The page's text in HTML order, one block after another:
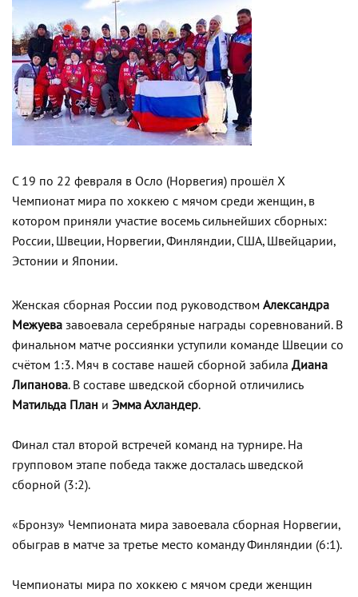
С 19 по 22 февраля в Осло (Норвегия) прошёл X
Чемпионат мира по хоккею с мячом среди женщин, в
котором приняли участие восемь сильнейших сборных:
России, Швеции, Норвегии, Финляндии, США, Швейцарии,
Эстонии и Японии.
Женская сборная России под руководством Александра
Межуева завоевала серебряные награды соревнований. В
финальном матче россиянки уступили команде Швеции со
счётом 1:3. Мяч в составе нашей сборной забила Диана
Липанова. В составе шведской сборной отличились
Матильда План и Эмма Ахландер.
Финал стал второй встречей команд на турнире. На
групповом этапе победа также досталась шведской
сборной (3:2).
«Бронзу» Чемпионата мира завоевала сборная Норвегии,
обыграв в матче за третье место команду Финляндии (6:1).
Чемпионаты мира по хоккею с мячом среди женщин